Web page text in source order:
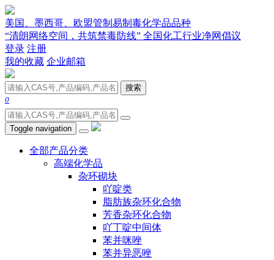
美国、墨西哥、欧盟管制易制毒化学品品种
“清朗网络空间，共筑禁毒防线” 全国化工行业净网倡议
登录 注册
我的收藏 企业邮箱
搜索
0
Toggle navigation
全部产品分类
高端化学品
杂环砌块
吖啶类
脂肪族杂环化合物
芳香杂环化合物
吖丁啶中间体
苯并咪唑
苯并异恶唑